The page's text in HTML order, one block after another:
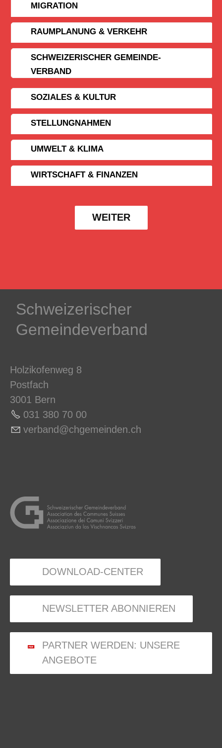
MIGRATION
RAUMPLANUNG & VERKEHR
SCHWEIZERISCHER GEMEINDE­
VERBAND
SOZIALES & KULTUR
STELLUNGNAHMEN
UMWELT & KLIMA
WIRTSCHAFT & FINANZEN
WEITER
Schweizerischer
Gemeindeverband
Holzikofenweg 8
Postfach
3001 Bern
031 380 70 00
v rb nd chg m nd n ch
DOWNLOAD-CENTER
NEWSLETTER ABONNIEREN
PARTNER WERDEN: UNSERE
ANGEBOTE